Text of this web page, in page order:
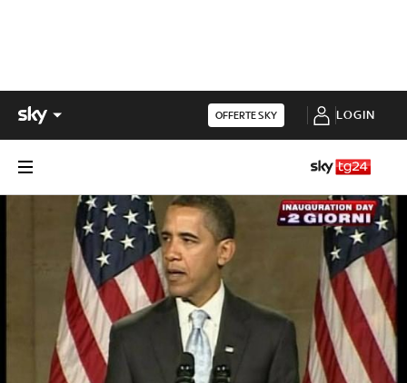
OFFERTE SKY LOGIN